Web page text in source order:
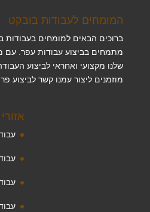
המומחים לעבודות בובקט
ברוכים הבאים למומחים בעבודות
מתמחים בביצוע עבודות עפר. עם
שלנו מקצועי ואחראי לביצוע
מוזמנים ליצור עמנו קשר לביצוע